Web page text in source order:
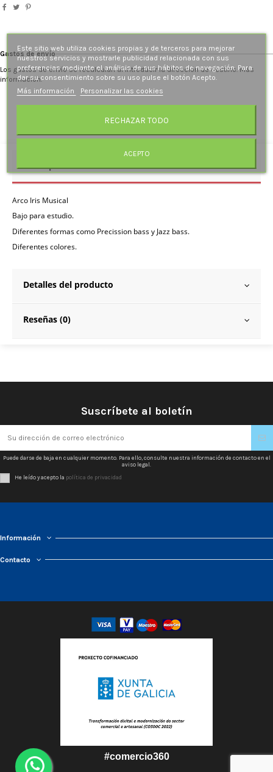
Gastos de envío
Los gastos de envío se recalculan al introducir la dirección de destino. Más
información.
Descripción
Arco Iris Musical
Bajo para estudio.
Diferentes formas como Precission bass y Jazz bass.
Diferentes colores.
Detalles del producto
Reseñas (0)
Suscríbete al boletín
Puede darse de baja en cualquier momento. Para ello, consulte nuestra información de contacto en el
aviso legal.
He leído y acepto la política de privacidad
Información
Contacto
Este sitio web utiliza cookies propias y de terceros para mejorar
nuestros servicios y mostrarle publicidad relacionada con sus
preferencias mediante el análisis de sus hábitos de navegación. Para
dar su consentimiento sobre su uso pulse el botón Acepto.
Más información
Personalizar las cookies
RECHAZAR TODO
ACEPTO
#comercio360